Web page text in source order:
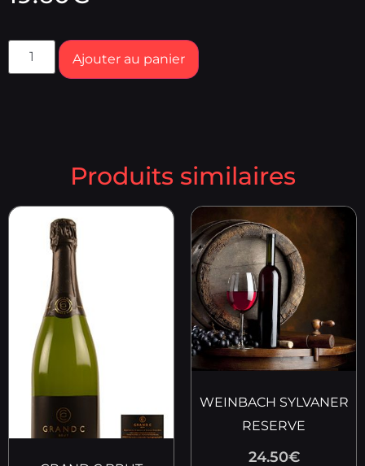
Ajouter au panier
Produits similaires
WEINBACH SYLVANER
RESERVE
24.50€